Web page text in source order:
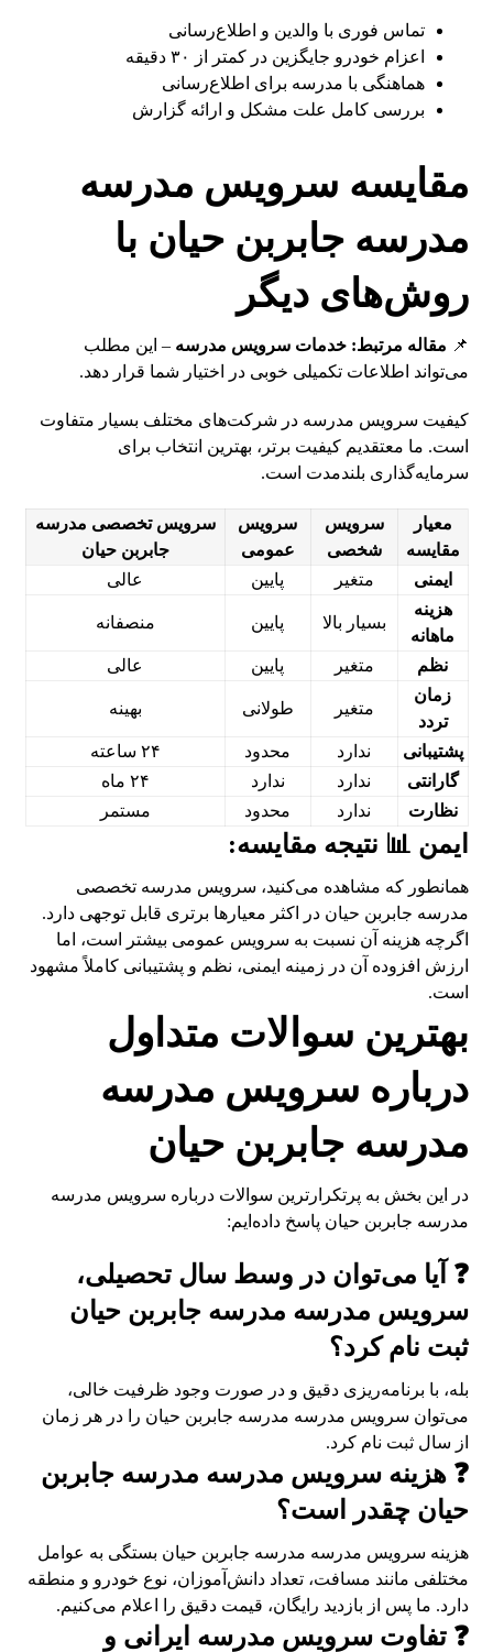
تماس فوری با والدین و اطلاع‌رسانی
اعزام خودرو جایگزین در کمتر از ۳۰ دقیقه
هماهنگی با مدرسه برای اطلاع‌رسانی
بررسی کامل علت مشکل و ارائه گزارش
مقایسه سرویس مدرسه
مدرسه جابربن حیان با
روش‌های دیگر
📌 مقاله مرتبط: خدمات سرویس مدرسه – این مطلب
می‌تواند اطلاعات تکمیلی خوبی در اختیار شما قرار دهد.
کیفیت سرویس مدرسه در شرکت‌های مختلف بسیار متفاوت
است. ما معتقدیم کیفیت برتر، بهترین انتخاب برای
سرمایه‌گذاری بلندمدت است.
معیار
مقایسه
سرویس
شخصی
سرویس
عمومی
سرویس تخصصی مدرسه
جابربن حیان
ایمنی
متغیر پایین
عالی
هزینه
ماهانه
بسیار بالا پایین منصفانه
نظم متغیر پایین
عالی
زمان
تردد
متغیر طولانی بهینه
پشتیبانی ندارد محدود
۲۴ ساعته
گارانتی
ندارد ندارد
۲۴ ماه
نظارت
ندارد محدود مستمر
ایمن 📊 نتیجه مقایسه:
همانطور که مشاهده می‌کنید، سرویس مدرسه تخصصی
مدرسه جابربن حیان در اکثر معیارها برتری قابل توجهی دارد.
اگرچه هزینه آن نسبت به سرویس عمومی بیشتر است، اما
ارزش افزوده آن در زمینه ایمنی، نظم و پشتیبانی کاملاً مشهود
است.
بهترین سوالات متداول
درباره سرویس مدرسه
مدرسه جابربن حیان
در این بخش به پرتکرارترین سوالات درباره سرویس مدرسه
مدرسه جابربن حیان پاسخ داده‌ایم:
❓ آیا می‌توان در وسط سال تحصیلی،
سرویس مدرسه مدرسه جابربن حیان
ثبت نام کرد؟
بله، با برنامه‌ریزی دقیق و در صورت وجود ظرفیت خالی،
می‌توان سرویس مدرسه مدرسه جابربن حیان را در هر زمان
از سال ثبت نام کرد.
❓ هزینه سرویس مدرسه مدرسه جابربن
حیان چقدر است؟
هزینه سرویس مدرسه مدرسه جابربن حیان بستگی به عوامل
مختلفی مانند مسافت، تعداد دانش‌آموزان، نوع خودرو و منطقه
دارد. ما پس از بازدید رایگان، قیمت دقیق را اعلام می‌کنیم.
❓ تفاوت سرویس مدرسه ایرانی و